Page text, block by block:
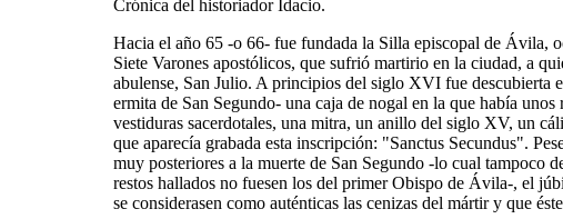
Crónica del historiador Idacio.
Hacia el año 65 -o 66- fue fundada la Silla episcopal de Ávila,
Siete Varones apostólicos, que sufrió martirio en la ciudad, a
abulense, San Julio. A principios del siglo XVI fue descubierta
ermita de San Segundo- una caja de nogal en la que había unos
vestiduras sacerdotales, una mitra, un anillo del siglo XV, un
que aparecía grabada esta inscripción: "Sanctus Secundus".
muy posteriores a la muerte de San Segundo -lo cual tampoco
restos hallados no fuesen los del primer Obispo de Ávila-, el
se considerasen como auténticas las cenizas del mártir y que